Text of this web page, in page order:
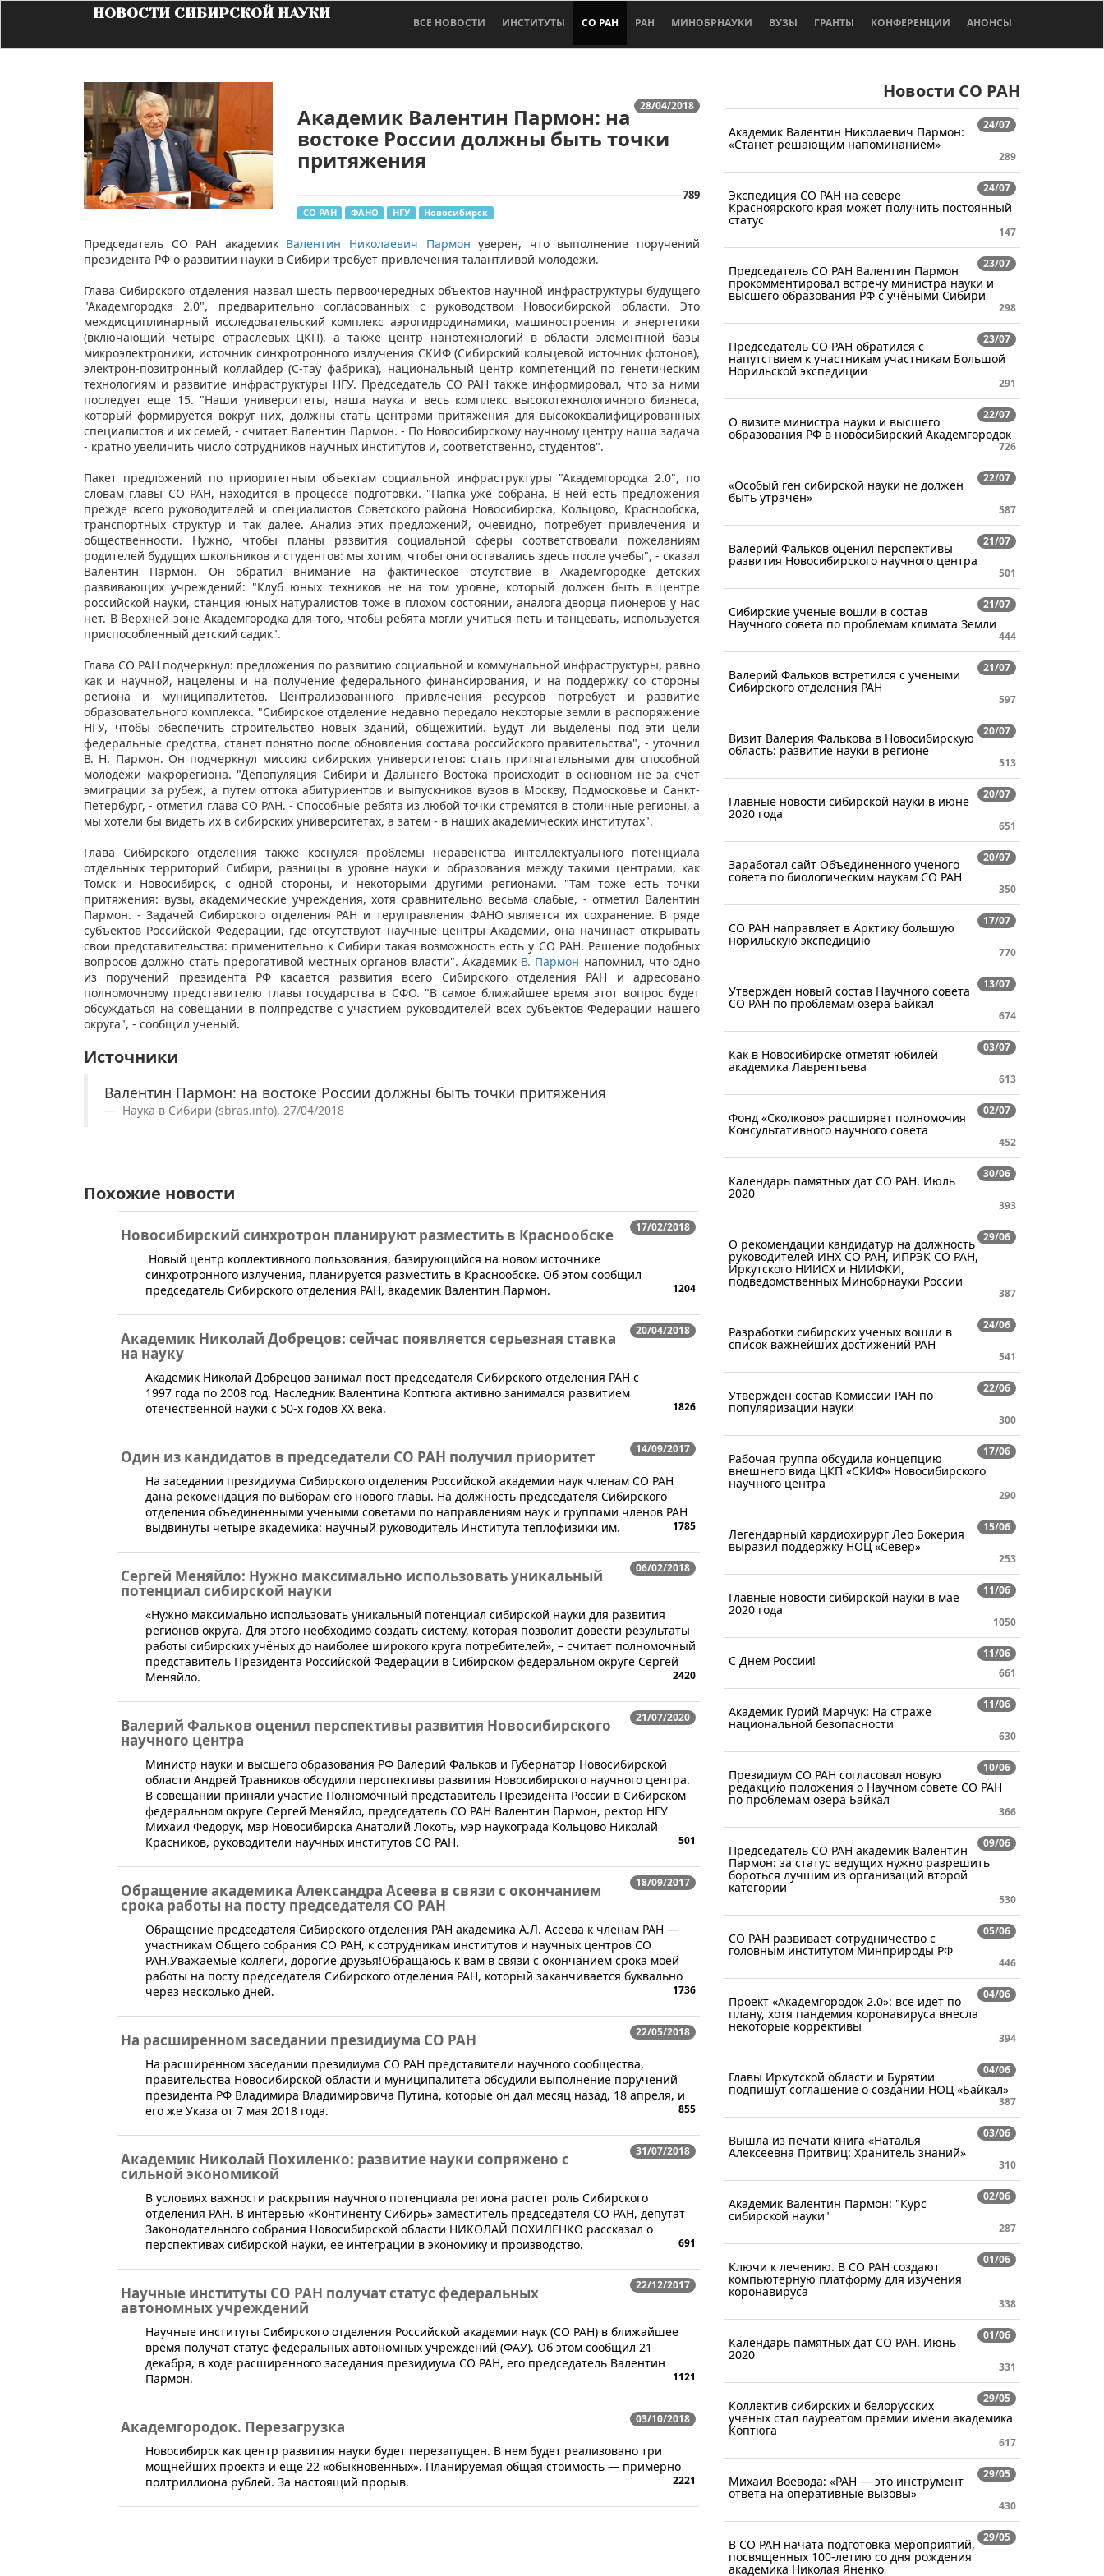
НОВОСТИ СИБИРСКОЙ НАУКИ
ВСЕ НОВОСТИ ИНСТИТУТЫ СО РАН РАН МИНОБРНАУКИ ВУЗЫ ГРАНТЫ КОНФЕРЕНЦИИ АНОНСЫ
28/04/2018
Академик Валентин Пармон: на
востоке России должны быть точки
притяжения
789
СО РАН ФАНО НГУ Новосибирск
Председатель СО РАН академик Валентин Николаевич Пармон уверен, что выполнение поручений
президента РФ о развитии науки в Сибири требует привлечения талантливой молодежи.
Глава Сибирского отделения назвал шесть первоочередных объектов научной инфраструктуры будущего
"Академгородка 2.0", предварительно согласованных с руководством Новосибирской области. Это
междисциплинарный исследовательский комплекс аэрогидродинамики, машиностроения и энергетики
(включающий четыре отраслевых ЦКП), а также центр нанотехнологий в области элементной базы
микроэлектроники, источник синхротронного излучения СКИФ (Сибирский кольцевой источник фотонов),
электрон-позитронный коллайдер (С-тау фабрика), национальный центр компетенций по генетическим
технологиям и развитие инфраструктуры НГУ. Председатель СО РАН также информировал, что за ними
последует еще 15. "Наши университеты, наша наука и весь комплекс высокотехнологичного бизнеса,
который формируется вокруг них, должны стать центрами притяжения для высококвалифицированных
специалистов и их семей, - считает Валентин Пармон. - По Новосибирскому научному центру наша задача
- кратно увеличить число сотрудников научных институтов и, соответственно, студентов".
Пакет предложений по приоритетным объектам социальной инфраструктуры "Академгородка 2.0", по
словам главы СО РАН, находится в процессе подготовки. "Папка уже собрана. В ней есть предложения
прежде всего руководителей и специалистов Советского района Новосибирска, Кольцово, Краснообска,
транспортных структур и так далее. Анализ этих предложений, очевидно, потребует привлечения и
общественности. Нужно, чтобы планы развития социальной сферы соответствовали пожеланиям
родителей будущих школьников и студентов: мы хотим, чтобы они оставались здесь после учебы", - сказал
Валентин Пармон. Он обратил внимание на фактическое отсутствие в Академгородке детских
развивающих учреждений: "Клуб юных техников не на том уровне, который должен быть в центре
российской науки, станция юных натуралистов тоже в плохом состоянии, аналога дворца пионеров у нас
нет. В Верхней зоне Академгородка для того, чтобы ребята могли учиться петь и танцевать, используется
приспособленный детский садик".
Глава СО РАН подчеркнул: предложения по развитию социальной и коммунальной инфраструктуры, равно
как и научной, нацелены и на получение федерального финансирования, и на поддержку со стороны
региона и муниципалитетов. Централизованного привлечения ресурсов потребует и развитие
образовательного комплекса. "Сибирское отделение недавно передало некоторые земли в распоряжение
НГУ, чтобы обеспечить строительство новых зданий, общежитий. Будут ли выделены под эти цели
федеральные средства, станет понятно после обновления состава российского правительства", - уточнил
В. Н. Пармон. Он подчеркнул миссию сибирских университетов: стать притягательными для способной
молодежи макрорегиона. "Депопуляция Сибири и Дальнего Востока происходит в основном не за счет
эмиграции за рубеж, а путем оттока абитуриентов и выпускников вузов в Москву, Подмосковье и Санкт-
Петербург, - отметил глава СО РАН. - Способные ребята из любой точки стремятся в столичные регионы, а
мы хотели бы видеть их в сибирских университетах, а затем - в наших академических институтах".
Глава Сибирского отделения также коснулся проблемы неравенства интеллектуального потенциала
отдельных территорий Сибири, разницы в уровне науки и образования между такими центрами, как
Томск и Новосибирск, с одной стороны, и некоторыми другими регионами. "Там тоже есть точки
притяжения: вузы, академические учреждения, хотя сравнительно весьма слабые, - отметил Валентин
Пармон. - Задачей Сибирского отделения РАН и теруправления ФАНО является их сохранение. В ряде
субъектов Российской Федерации, где отсутствуют научные центры Академии, она начинает открывать
свои представительства: применительно к Сибири такая возможность есть у СО РАН. Решение подобных
вопросов должно стать прерогативой местных органов власти". Академик В. Пармон напомнил, что одно
из поручений президента РФ касается развития всего Сибирского отделения РАН и адресовано
полномочному представителю главы государства в СФО. "В самое ближайшее время этот вопрос будет
обсуждаться на совещании в полпредстве с участием руководителей всех субъектов Федерации нашего
округа", - сообщил ученый.
Источники
Валентин Пармон: на востоке России должны быть точки притяжения
Наука в Сибири (sbras.info), 27/04/2018
Похожие новости
17/02/2018
Новосибирский синхротрон планируют разместить в Краснообске
Новый центр коллективного пользования, базирующийся на новом источнике
синхротронного излучения, планируется разместить в Краснообске. Об этом сообщил
председатель Сибирского отделения РАН, академик Валентин Пармон.
1204
20/04/2018
Академик Николай Добрецов: сейчас появляется серьезная ставка
на науку
​Академик Николай Добрецов занимал пост председателя Сибирского отделения РАН с
1997 года по 2008 год. Наследник Валентина Коптюга активно занимался развитием
отечественной науки с 50-х годов XX века.
1826
14/09/2017
Один из кандидатов в председатели СО РАН получил приоритет
​На заседании президиума Сибирского отделения Российской академии наук членам СО РАН
дана рекомендация по выборам его нового главы. На должность председателя Сибирского
отделения объединенными учеными советами по направлениям наук и группами членов РАН
выдвинуты четыре академика: научный руководитель Института теплофизики им.
1785
06/02/2018
Сергей Меняйло: Нужно максимально использовать уникальный
потенциал сибирской науки
​«Нужно максимально использовать уникальный потенциал сибирской науки для развития
регионов округа. Для этого необходимо создать систему, которая позволит довести результаты
работы сибирских учёных до наиболее широкого круга потребителей», – считает полномочный
представитель Президента Российской Федерации в Сибирском федеральном округе Сергей
Меняйло.
2420
21/07/2020
Валерий Фальков оценил перспективы развития Новосибирского
научного центра
​Министр науки и высшего образования РФ Валерий Фальков и Губернатор Новосибирской
области Андрей Травников обсудили перспективы развития Новосибирского научного центра.
В совещании приняли участие Полномочный представитель Президента России в Сибирском
федеральном округе Сергей Меняйло, председатель СО РАН Валентин Пармон, ректор НГУ
Михаил Федорук, мэр Новосибирска Анатолий Локоть, мэр наукограда Кольцово Николай
Красников, руководители научных институтов СО РАН.
501
18/09/2017
Обращение академика Александра Асеева в связи с окончанием
срока работы на посту председателя СО РАН
​Обращение председателя Сибирского отделения РАН академика А.Л. Асеева к членам РАН —
участникам Общего собрания СО РАН, к сотрудникам институтов и научных центров СО
РАН.Уважаемые коллеги, дорогие друзья!Обращаюсь к вам в связи с окончанием срока моей
работы на посту председателя Сибирского отделения РАН, который заканчивается буквально
через несколько дней.
1736
22/05/2018
На расширенном заседании президиума СО РАН
На расширенном заседании президиума СО РАН представители научного сообщества,
правительства Новосибирской области и муниципалитета обсудили выполнение поручений
президента РФ Владимира Владимировича Путина, которые он дал месяц назад, 18 апреля, и
его же Указа от 7 мая 2018 года.
855
31/07/2018
Академик Николай Похиленко: развитие науки сопряжено с
сильной экономикой
​В условиях важности раскрытия научного потенциала региона растет роль Сибирского
отделения РАН. В интервью «Континенту Сибирь» заместитель председателя СО РАН, депутат
Законодательного собрания Новосибирской области НИКОЛАЙ ПОХИЛЕНКО рассказал о
перспективах сибирской науки, ее интеграции в экономику и производство.
691
22/12/2017
Научные институты СО РАН получат статус федеральных
автономных учреждений
​Научные институты Сибирского отделения Российской академии наук (СО РАН) в ближайшее
время получат статус федеральных автономных учреждений (ФАУ). Об этом сообщил 21
декабря, в ходе расширенного заседания президиума СО РАН, его председатель Валентин
Пармон.
1121
03/10/2018
Академгородок. Перезагрузка
​Новосибирск как центр развития науки будет перезапущен. В нем будет реализовано три
мощнейших проекта и еще 22 «обыкновенных». Планируемая общая стоимость — примерно
полтриллиона рублей. За настоящий прорыв.
2221
Новости СО РАН
24/07
Академик Валентин Николаевич Пармон:
«Станет решающим напоминанием»
289
24/07
Экспедиция СО РАН на севере
Красноярского края может получить постоянный
статус
147
23/07
Председатель СО РАН Валентин Пармон
прокомментировал встречу министра науки и
высшего образования РФ с учёными Сибири
298
23/07
Председатель СО РАН обратился с
напутствием к участникам участникам Большой
Норильской экспедиции
291
22/07
О визите министра науки и высшего
образования РФ в новосибирский Академгородок
726
22/07
«Особый ген сибирской науки не должен
быть утрачен»
587
21/07
Валерий Фальков оценил перспективы
развития Новосибирского научного центра
501
21/07
Сибирские ученые вошли в состав
Научного совета по проблемам климата Земли
444
21/07
Валерий Фальков встретился с учеными
Cибирского отделения РАН
597
20/07
Визит Валерия Фалькова в Новосибирскую
область: развитие науки в регионе
513
20/07
Главные новости сибирской науки в июне
2020 года
651
20/07
Заработал сайт Объединенного ученого
совета по биологическим наукам СО РАН
350
17/07
СО РАН направляет в Арктику большую
норильскую экспедицию
770
13/07
Утвержден новый состав Научного совета
СО РАН по проблемам озера Байкал
674
03/07
Как в Новосибирске отметят юбилей
академика Лаврентьева
613
02/07
Фонд «Сколково» расширяет полномочия
Консультативного научного совета
452
30/06
Календарь памятных дат СО РАН. Июль
2020
393
29/06
О рекомендации кандидатур на должность
руководителей ИНХ СО РАН, ИПРЭК СО РАН,
Иркутского НИИСХ и НИИФКИ,
подведомственных Минобрнауки России
387
24/06
Разработки сибирских ученых вошли в
список важнейших достижений РАН
541
22/06
Утвержден состав Комиссии РАН по
популяризации науки
300
17/06
Рабочая группа обсудила концепцию
внешнего вида ЦКП «СКИФ» Новосибирского
научного центра
290
15/06
Легендарный кардиохирург Лео Бокерия
выразил поддержку НОЦ «Север»
253
11/06
Главные новости сибирской науки в мае
2020 года
1050
11/06
С Днем России!
661
11/06
Академик Гурий Марчук: На страже
национальной безопасности
630
10/06
Президиум СО РАН согласовал новую
редакцию положения о Научном совете СО РАН
по проблемам озера Байкал
366
09/06
Председатель СО РАН академик Валентин
Пармон: за статус ведущих нужно разрешить
бороться лучшим из организаций второй
категории
530
05/06
СО РАН развивает сотрудничество с
головным институтом Минприроды РФ
446
04/06
Проект «Академгородок 2.0»: все идет по
плану, хотя пандемия коронавируса внесла
некоторые коррективы
394
04/06
Главы Иркутской области и Бурятии
подпишут соглашение о создании НОЦ «Байкал»
387
03/06
Вышла из печати книга «Наталья
Алексеевна Притвиц: Хранитель знаний»
310
02/06
Академик Валентин Пармон: "Курс
сибирской науки"
287
01/06
Ключи к лечению. В СО РАН создают
компьютерную платформу для изучения
коронавируса
338
01/06
Календарь памятных дат СО РАН. Июнь
2020
331
29/05
Коллектив сибирских и белорусских
ученых стал лауреатом премии имени академика
Коптюга
617
29/05
Михаил Воевода: «РАН — это инструмент
ответа на оперативные вызовы»
430
29/05
В СО РАН начата подготовка мероприятий,
посвященных 100-летию со дня рождения
академика Николая Яненко